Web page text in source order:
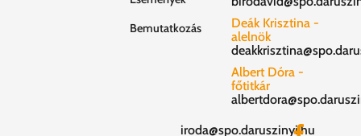
Bemutatkozás
Deák Krisztina -
alelnök
Albert Dóra -
főtitkár
iroda@spo.daruszinyi.hu